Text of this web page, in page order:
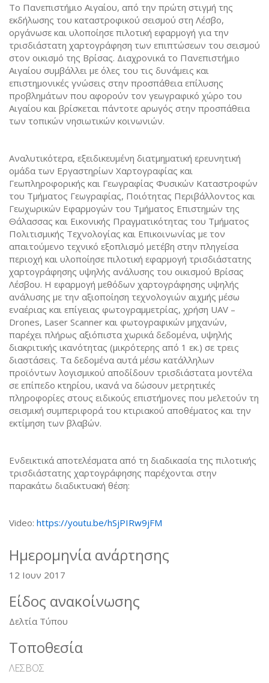
Το Πανεπιστήμιο Αιγαίου, από την πρώτη στιγμή της
εκδήλωσης του καταστροφικού σεισμού στη Λέσβο,
οργάνωσε και υλοποίησε πιλοτική εφαρμογή για την
τρισδιάστατη χαρτογράφηση των επιπτώσεων του σεισμού
στον οικισμό της Βρίσας. Διαχρονικά το Πανεπιστήμιο
Αιγαίου συμβάλλει με όλες του τις δυνάμεις και
επιστημονικές γνώσεις στην προσπάθεια επίλυσης
προβλημάτων που αφορούν τον γεωγραφικό χώρο του
Αιγαίου και βρίσκεται πάντοτε αρωγός στην προσπάθεια
των τοπικών νησιωτικών κοινωνιών.
Αναλυτικότερα, εξειδικευμένη διατμηματική ερευνητική
ομάδα των Εργαστηρίων Χαρτογραφίας και
Γεωπληροφορικής και Γεωγραφίας Φυσικών Καταστροφών
του Τμήματος Γεωγραφίας, Ποιότητας Περιβάλλοντος και
Γεωχωρικών Εφαρμογών του Τμήματος Επιστημών της
Θάλασσας και Εικονικής Πραγματικότητας του Τμήματος
Πολιτισμικής Τεχνολογίας και Επικοινωνίας με τον
απαιτούμενο τεχνικό εξοπλισμό μετέβη στην πληγείσα
περιοχή και υλοποίησε πιλοτική εφαρμογή τρισδιάστατης
χαρτογράφησης υψηλής ανάλυσης του οικισμού Βρίσας
Λέσβου. Η εφαρμογή μεθόδων χαρτογράφησης υψηλής
ανάλυσης με την αξιοποίηση τεχνολογιών αιχμής μέσω
εναέριας και επίγειας φωτογραμμετρίας, χρήση UAV –
Drones, Laser Scanner και φωτογραφικών μηχανών,
παρέχει πλήρως αξιόπιστα χωρικά δεδομένα, υψηλής
διακριτικής ικανότητας (μικρότερης από 1 εκ.) σε τρεις
διαστάσεις. Τα δεδομένα αυτά μέσω κατάλληλων
προϊόντων λογισμικού αποδίδουν τρισδιάστατα μοντέλα
σε επίπεδο κτηρίου, ικανά να δώσουν μετρητικές
πληροφορίες στους ειδικούς επιστήμονες που μελετούν τη
σεισμική συμπεριφορά του κτιριακού αποθέματος και την
εκτίμηση των βλαβών.
Ενδεικτικά αποτελέσματα από τη διαδικασία της πιλοτικής
τρισδιάστατης χαρτογράφησης παρέχονται στην
παρακάτω διαδικτυακή θέση:
Video: https://youtu.be/hSjPIRw9jFM
Ημερομηνία ανάρτησης
12 Ιουν 2017
Είδος ανακοίνωσης
Δελτία Τύπου
Τοποθεσία
ΛΕΣΒΟΣ